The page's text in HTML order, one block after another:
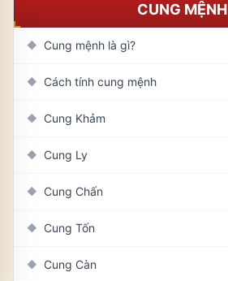
CUNG MỆNH
◆ Cung mệnh là gì?
◆ Cách tính cung mệnh
◆ Cung Khảm
◆ Cung Ly
◆ Cung Chấn
◆ Cung Tốn
◆ Cung Càn